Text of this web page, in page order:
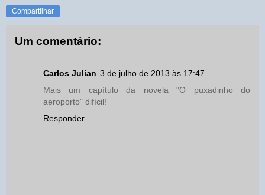
Compartilhar
Um comentário:
Carlos Julian 3 de julho de 2013 às 17:47
Mais um capítulo da novela "O puxadinho do
aeroporto" difícil!
Responder